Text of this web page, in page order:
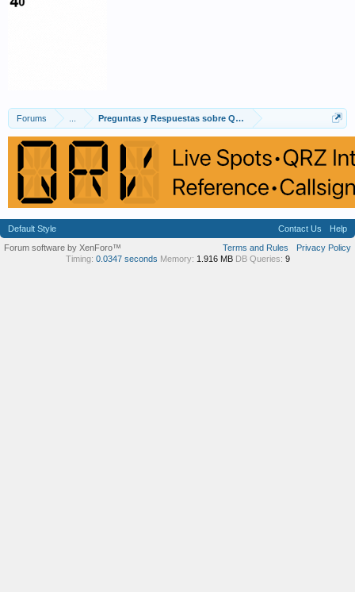
Forums Preguntas y Respuestas sobre QRZ.COM
Default Style Contact Us
Help
Terms and Rules
Privacy Policy
Forum software by XenForo™
Timing: 0.0347 seconds Memory: 1.916 MB DB Queries: 9